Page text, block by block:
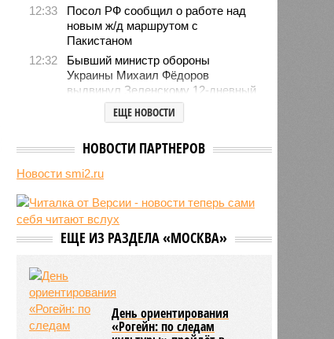
12:33
Посол РФ сообщил о работе над
новым ж/д маршрутом с
Пакистаном
12:32
Бывший министр обороны
Украины Михаил Фёдоров
выдвинул Зеленскому 12-дневный
ультиматум
Удары США лишь замедлили
блогер передумал из-за реакции
11:43
Итальянские аграрии забили
тревогу из-за засухи
ЕЩЕ НОВОСТИ
НОВОСТИ ПАРТНЕРОВ
Новости smi2.ru
ЕЩЕ ИЗ РАЗДЕЛА «МОСКВА»
День ориентирования
«Рогейн: по следам